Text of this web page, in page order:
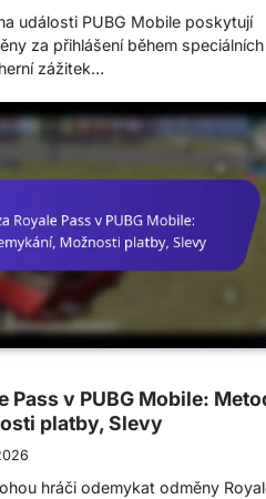
události PUBG Mobile poskytují
za přihlášení během speciálních
zážitek…
Pass v PUBG Mobile:
platby, Slevy
hráči odemykat odměny